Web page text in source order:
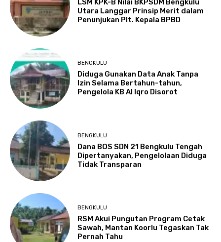
LSM KPK-B Nilai BKPSDM Bengkulu
Utara Langgar Prinsip Merit dalam
Penunjukan Plt. Kepala BPBD
BENGKULU
Diduga Gunakan Data Anak Tanpa
Izin Selama Bertahun-tahun,
Pengelola KB Al Iqro Disorot
BENGKULU
Dana BOS SDN 21 Bengkulu Tengah
Dipertanyakan, Pengelolaan Diduga
Tidak Transparan
BENGKULU
RSM Akui Pungutan Program Cetak
Sawah, Mantan Koorlu Tegaskan Tak
Pernah Tahu